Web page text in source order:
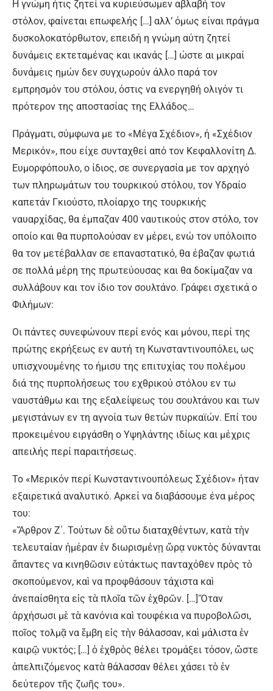
Η γνώμη ήτις ζητεί να κυριεύσωμεν αβλαβή τον
στόλον, φαίνεται επωφελής […] αλλ’ όμως είναι πράγμα
δυσκολοκατόρθωτον, επειδή η γνώμη αύτη ζητεί
δυνάμεις εκτεταμένας και ικανάς […] ώστε αι μικραί
δυνάμεις ημών δεν συγχωρούν άλλο παρά τον
εμπρησμόν του στόλου, όστις να ενεργηθή ολιγόν τι
πρότερον της αποστασίας της Ελλάδος…
Πράγματι, σύμφωνα με το «Μέγα Σχέδιον», ή «Σχέδιον
Μερικόν», που είχε συνταχθεί από τον Κεφαλλονίτη Δ.
Ευμορφόπουλο, ο ίδιος, σε συνεργασία με τον αρχηγό
των πληρωμάτων του τουρκικού στόλου, τον Υδραίο
καπετάν Γκιούστο, πλοίαρχο της τουρκικής
ναυαρχίδας, θα έμπαζαν 400 ναυτικούς στον στόλο, τον
οποίο και θα πυρπολούσαν εν μέρει, ενώ τον υπόλοιπο
θα τον μετέβαλλαν σε επαναστατικό, θα έβαζαν φωτιά
σε πολλά μέρη της πρωτεύουσας και θα δοκίμαζαν να
συλλάβουν και τον ίδιο τον σουλτάνο. Γράφει σχετικά ο
Φιλήμων:
Οι πάντες συνεφώνουν περί ενός και μόνου, περί της
πρώτης εκρήξεως εν αυτή τη Κωνσταντινουπόλει, ως
υπισχνουμένης το ήμισυ της επιτυχίας του πολέμου
διά της πυρπολήσεως του εχθρικού στόλου εν τω
ναυστάθμω και της εξαλείψεως του σουλτάνου και των
μεγιστάνων εν τη αγνοία των θετών πυρκαϊών. Επί του
προκειμένου ειργάσθη ο Υψηλάντης ιδίως και μέχρις
απειλής περί παραιτήσεως.
Το «Μερικόν περί Κωνσταντινουπόλεως Σχέδιον» ήταν
εξαιρετικά αναλυτικό. Αρκεί να διαβάσουμε ένα μέρος
του:
«Ἄρθρον Ζ΄. Τούτων δὲ οὕτω διαταχθέντων, κατὰ τὴν
τελευταίαν ἡμέραν ἐν διωρισμένῃ ὥρᾳ νυκτὸς δύνανται
ἅπαντες να κινηθῶσιν εὐτάκτως πανταχόθεν πρὸς τὸ
σκοπούμενον, καὶ να προφθάσουν τάχιστα καὶ
ἀνεπαίσθητα εἰς τὰ πλοῖα τῶν ἐχθρῶν. […] Ὅταν
ἀρχήσωσι μὲ τὰ κανόνια καὶ τουφέκια να πυροβολῶσι,
ποῖος τολμᾷ να ἔμβη εἰς τὴν θάλασσαν, καὶ μάλιστα ἐν
καιρῷ νυκτός; […] ὁ ἐχθρὸς θέλει τρομάξει τόσον, ὥστε
ἀπελπιζόμενος κατὰ θάλασσαν θέλει χάσει τὸ ἐν
δεύτερον τῆς ζωῆς του».